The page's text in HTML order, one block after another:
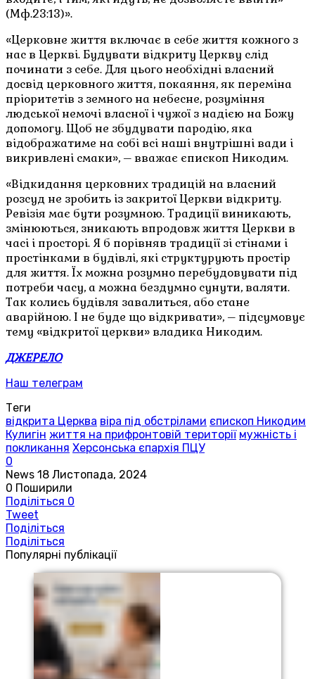
(Мф.23:13)».
«Церковне життя включає в себе життя кожного з
нас в Церкві. Будувати відкриту Церкву слід
починати з себе. Для цього необхідні власний
досвід церковного життя, покаяння, як переміна
пріоритетів з земного на небесне, розуміння
людської немочі власної і чужої з надією на Божу
допомогу. Щоб не збудувати пародію, яка
відображатиме на собі всі наші внутрішні вади і
викривлені смаки», – вважає єпископ Никодим.
«Відкидання церковних традицій на власний
розсуд не зробить із закритої Церкви відкриту.
Ревізія має бути розумною. Традиції виникають,
змінюються, зникають впродовж життя Церкви в
часі і просторі. Я б порівняв традиції зі стінами і
простінками в будівлі, які структурують простір
для життя. Їх можна розумно перебудовувати під
потреби часу, а можна бездумно сунути, валяти.
Так колись будівля завалиться, або стане
аварійною. І не буде що відкривати», – підсумовує
тему «відкритої церкви» владика Никодим.
ДЖЕРЕЛО
Наш телеграм
Теги
відкрита Церква віра під обстрілами єпископ Никодим
Кулигін життя на прифронтовій території мужність і
покликання Херсонська єпархія ПЦУ
0
News 18 Листопада, 2024
0 Поширили
Поділіться 0
Tweet
Поділіться
Поділіться
Популярні публікації